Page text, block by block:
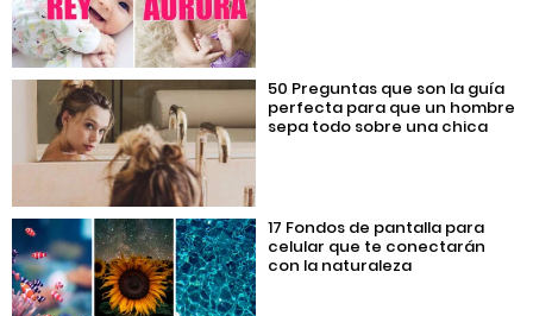
50 Preguntas que son la guía
perfecta para que un hombre
sepa todo sobre una chica
17 Fondos de pantalla para
celular que te conectarán
con la naturaleza